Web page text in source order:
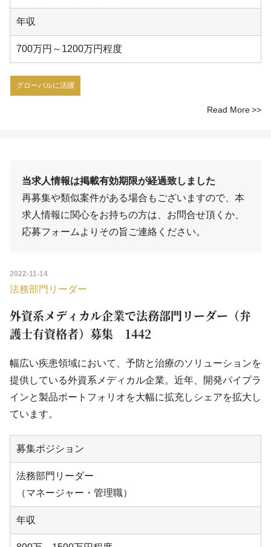
年収
700万円～1200万円程度
グローバルに活躍
Read More
当求人情報は掲載有効期限が経過致しました
再募集や類似案件がある場合もございますので、本
求人情報に関心をお持ちの方は、 お問合せ頂くか、
応募フォーム よりその旨ご連絡ください。
2022-11-14
法務部門リーダー
外資系メディカル企業で法務部門リーダー（弁
護士有資格者）募集 1442
幅広い疾患領域において、予防と治療のソリューションを
提供している外資系メディカル企業。近年、開発パイプラ
インと製品ポートフォリオを大幅に拡充しシェアを拡大し
ています。
募集ポジション
法務部門リーダー
（マネージャー・管理職）
年収